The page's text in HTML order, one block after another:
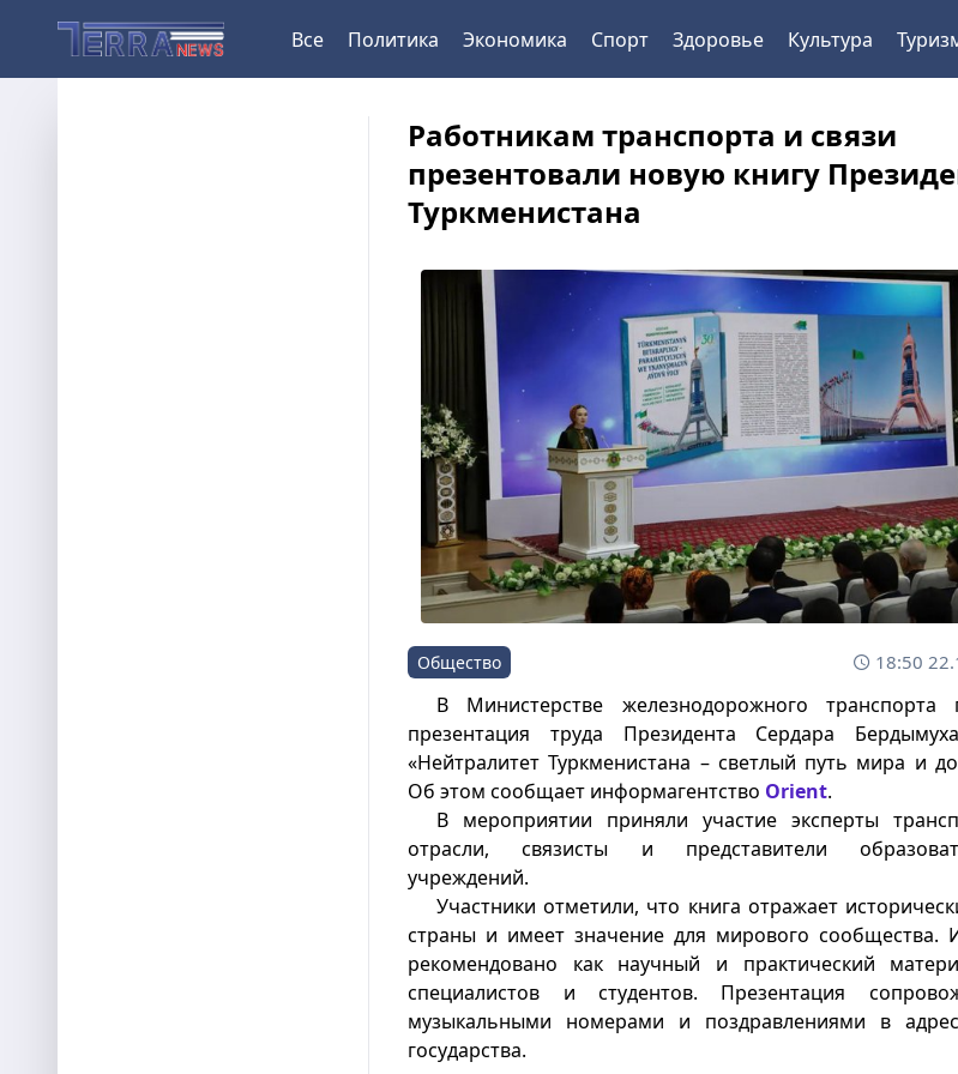
Все Политика Экономика Спорт Здоровье Культура
Работникам транспорта и связи
презентовали новую книгу
Туркменистана
Общество 18:50
В Министерстве железнодорожного транспорта
презентация труда Президента Сердара
«Нейтралитет Туркменистана – светлый путь мира и
Об этом сообщает информагентство Orient.
В мероприятии приняли участие эксперты
отрасли, связисты и представители
учреждений.
Участники отметили, что книга отражает
страны и имеет значение для мирового сообщества.
рекомендовано как научный и практический
специалистов и студентов. Презентация
музыкальными номерами и поздравлениями в
государства.